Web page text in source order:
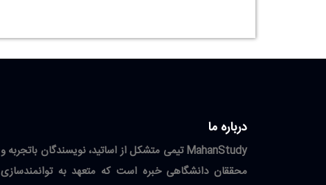
درباره ما
MahanStudy تیمی متشکل از اساتید، نویسندگان باتجربه و
محققان دانشگاهی خبره است که متعهد به توانمندسازی